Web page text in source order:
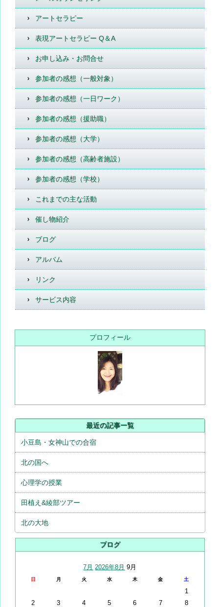
アートセラピー
表現アートセラピー Q＆A
お申し込み・お問合せ
参加者の感想（一般対象）
参加者の感想（一日ワーク）
参加者の感想（援助職）
参加者の感想（大学）
参加者の感想（高齢者施設）
参加者の感想（学校）
これまでの主な活動
催し物紹介
ブログ
アルバム
リンク
サービス内容
プロフィール
最近の記事一覧
小豆島・女神山での合宿
北の国へ
心理学の授業
田植え&綾部ツアー
北の大地
ブログ
7月 2026年8月 9月
日 月 火 水 木 金 土
1
2
3 4 5 6 7
8